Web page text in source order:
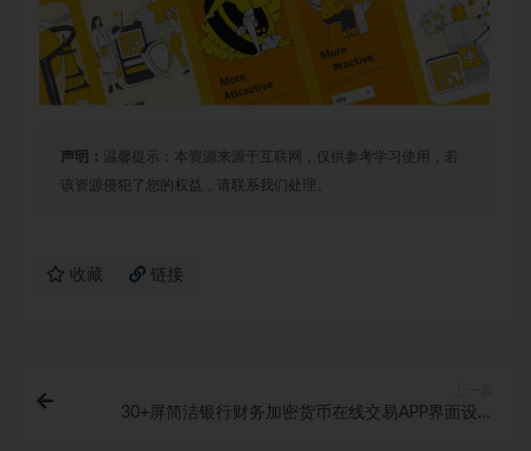
声明： 温馨提示：本资源来源于互联网，仅供参考学习使用，若
该资源侵犯了您的权益，请联系我们处理。
收藏 链接
30+屏简洁银行财务加密货币在线交易APP界面设计